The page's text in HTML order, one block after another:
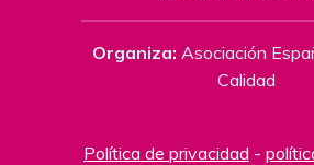
Organiza: Asociación
Calidad
Política de privacidad -